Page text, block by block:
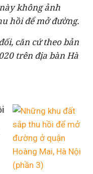
không ảnh
hồi để mở đường.
căn cứ theo bản
trên địa bàn Hà